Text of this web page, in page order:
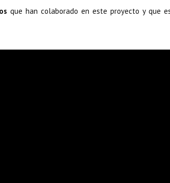
que han colaborado en este proyecto y que